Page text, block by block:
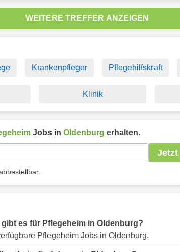
WEITERE TREFFER ANZEIGEN
Krankenpfleger Pflegehilfskraft
Klinik
Jobs in Oldenburg erhalten.
Jetzt
es für Pflegeheim in Oldenburg?
Pflegeheim Jobs in Oldenburg.